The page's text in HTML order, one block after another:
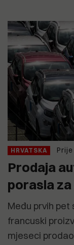
HRVATSKA
Prodaja
porasla
Među prvih pet
francuski
mjeseci